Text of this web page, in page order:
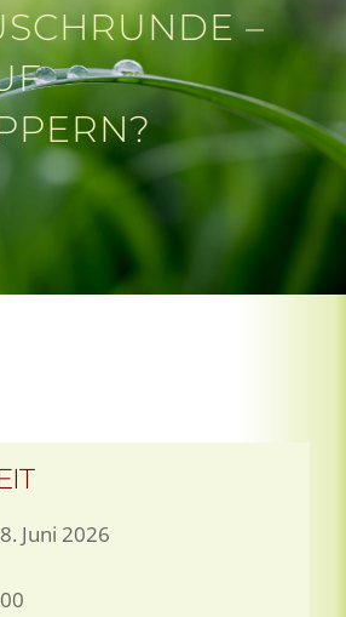
–
Juni 2026